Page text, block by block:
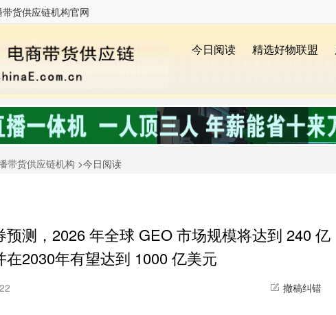
货供应链机构官网
带货供应链机构 >今日阅读
预测，2026 年全球 GEO 市场规模将达到 240 亿
在2030年有望达到 1000 亿美元
撤稿纠错